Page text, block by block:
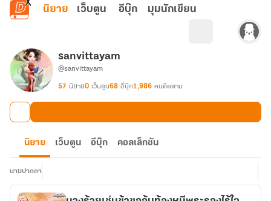
ข้ามไปยังเนื้อหาหลัก
นิยาย เว็บตูน อีบุ๊ก มุมนักเขียน
sanvittayam
@sanvittayam
57 นิยาย0 เว็บตูน68 อีบุ๊ก1,986 คนติดตาม
นิยาย เว็บตูน อีบุ๊ก คอลเล็กชัน
นามปากกา